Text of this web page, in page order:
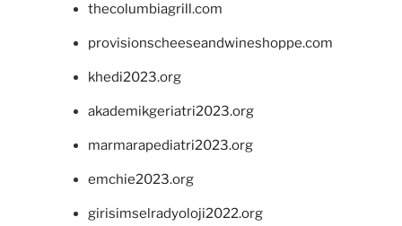
thecolumbiagrill.com
provisionscheeseandwineshoppe.com
khedi2023.org
akademikgeriatri2023.org
marmarapediatri2023.org
emchie2023.org
girisimselradyoloji2022.org